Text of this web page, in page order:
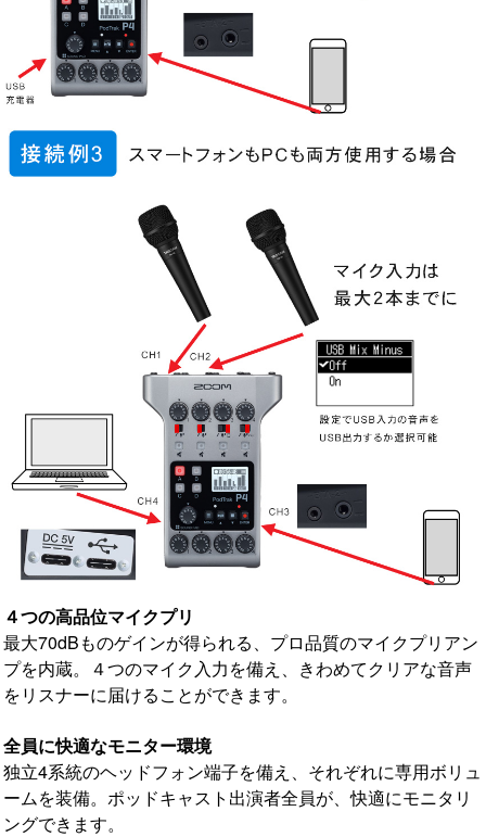
４つの高品位マイクプリ
最大70dBものゲインが得られる、プロ品質のマイクプリアン
プを内蔵。４つのマイク入力を備え、きわめてクリアな音声
をリスナーに届けることができます。
全員に快適なモニター環境
独立4系統のヘッドフォン端子を備え、それぞれに専用ボリュ
ームを装備。ポッドキャスト出演者全員が、快適にモニタリ
ングできます。